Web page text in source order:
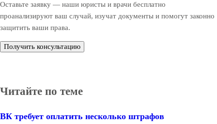
Оставьте заявку — наши юристы и врачи бесплатно
проанализируют ваш случай, изучат документы и помогут законно
защитить ваши права.
Получить консультацию
Читайте по теме
ВК требует оплатить несколько штрафов